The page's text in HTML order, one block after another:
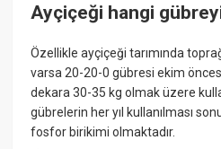
Ayçiçeği hangi
Özellikle ayçiçeği tarımında
varsa 20-20-0 gübresi ekim
dekara 30-35 kg olmak üzere
gübrelerin her yıl kullanılması
fosfor birikimi olmaktadır.